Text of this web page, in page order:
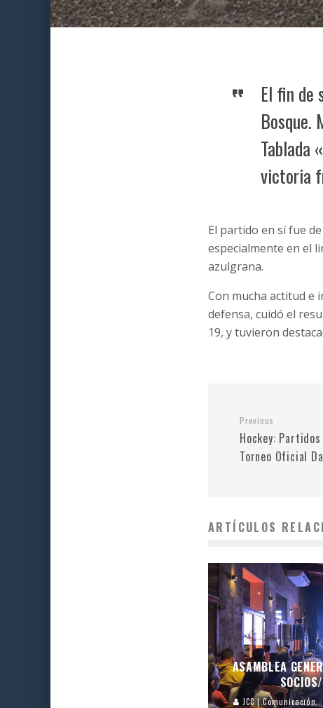
El fin de
Bosque.
Tablada
victoria
El partido en sí fue
especialmente en el
azulgrana.
Con mucha actitud e
defensa, cuidó el
19, y tuvieron
Previous
Hockey:
Torneo Oficial
ARTÍCULOS
ASAMBLEA
JCC | Comunicación